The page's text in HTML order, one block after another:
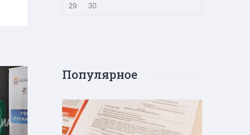
29
30
Популярное